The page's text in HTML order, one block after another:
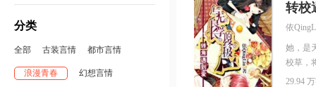
分类
全部 古装言情 都市言情
浪漫青春 幻想言情
转校
依
她，是
校草，
蕾征服
29.94